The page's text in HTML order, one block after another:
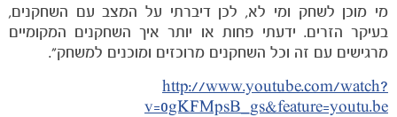
מי מוכן לשחק ומי לא, לכן דיברתי על המצב עם השחקנים,
בעיקר הזרים. ידעתי פחות או יותר איך השחקנים המקומיים
מרגישים עם זה וכל השחקנים מרוכזים ומוכנים למשחק".
http://www.youtube.com/watch?
v=0gKFMpsB_gs&feature=youtu.be